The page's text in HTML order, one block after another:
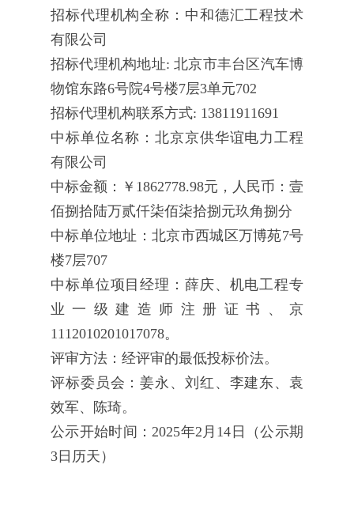
招标代理机构全称： 中和德汇工程技术
有限公司
招标代理机构地址:北京市丰台区汽车博
物馆东路6号院4号楼7层3单元702
招标代理机构联系方式: 13811911691
中标单位名称：北京京供华谊电力工程
有限公司
中标金额： ￥1862778.98元，人民币：壹
佰捌拾陆万贰仟柒佰柒拾捌元玖角捌分
中标单位地址：北京市西城区万博苑7号
楼7层707
中标单位项目经理： 薛庆、机电工程专
业一级建造师注册证书、京
1112010201017078。
评审方法： 经评审的最低投标价法。
评标委员会：姜永、刘红、李建东、袁
效军、陈琦。
公示开始时间：2025年2月14日（公示期
3日历天）